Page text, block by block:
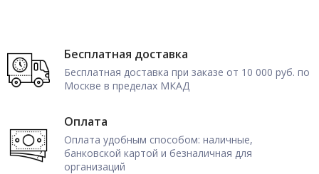
Бесплатная доставка
Бесплатная доставка при заказе от 10 000 руб. по
Москве в пределах МКАД
Оплата
Оплата удобным способом: наличные,
банковской картой и безналичная для
организаций